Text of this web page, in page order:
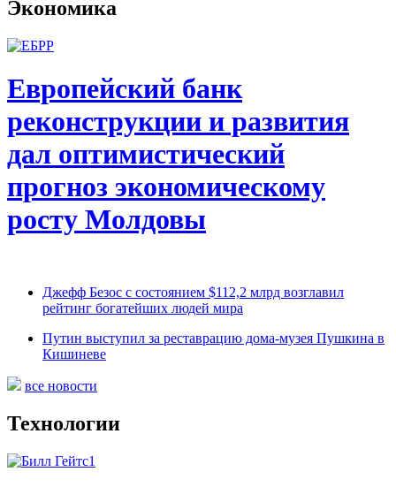
Экономика
Европейский банк
реконструкции и развития
дал оптимистический
прогноз экономическому
росту Молдовы
Джефф Безос с состоянием $112,2 млрд возглавил
рейтинг богатейших людей мира
Путин выступил за реставрацию дома-музея Пушкина в
Кишиневе
все новости
Технологии